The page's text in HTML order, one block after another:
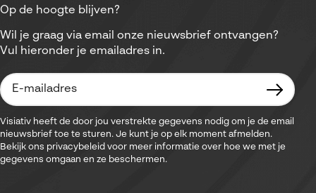
Op de hoogte blijven?
Wil je graag via email onze nieuwsbrief ontvangen?
Vul hieronder je emailadres in.
Visiativ heeft de door jou verstrekte gegevens nodig om je de email
nieuwsbrief toe te sturen. Je kunt je op elk moment afmelden.
Bekijk ons privacybeleid voor meer informatie over hoe we met je
gegevens omgaan en ze beschermen.